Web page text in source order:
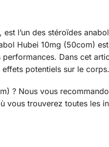
l’un des stéroïdes
Hubei 10mg (50com)
Dans cet
potentiels sur le corps.
? Nous vous
vous trouverez toutes les